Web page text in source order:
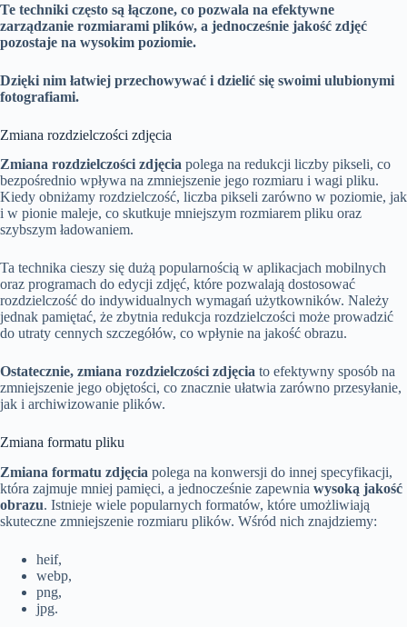
Te techniki często są łączone, co pozwala na efektywne
zarządzanie rozmiarami plików, a jednocześnie jakość zdjęć
pozostaje na wysokim poziomie.
Dzięki nim łatwiej przechowywać i dzielić się swoimi ulubionymi
fotografiami.
Zmiana rozdzielczości zdjęcia
Zmiana rozdzielczości zdjęcia polega na redukcji liczby pikseli, co
bezpośrednio wpływa na zmniejszenie jego rozmiaru i wagi pliku.
Kiedy obniżamy rozdzielczość, liczba pikseli zarówno w poziomie, jak
i w pionie maleje, co skutkuje mniejszym rozmiarem pliku oraz
szybszym ładowaniem.
Ta technika cieszy się dużą popularnością w aplikacjach mobilnych
oraz programach do edycji zdjęć, które pozwalają dostosować
rozdzielczość do indywidualnych wymagań użytkowników. Należy
jednak pamiętać, że zbytnia redukcja rozdzielczości może prowadzić
do utraty cennych szczegółów, co wpłynie na jakość obrazu.
Ostatecznie, zmiana rozdzielczości zdjęcia to efektywny sposób na
zmniejszenie jego objętości, co znacznie ułatwia zarówno przesyłanie,
jak i archiwizowanie plików.
Zmiana formatu pliku
Zmiana formatu zdjęcia polega na konwersji do innej specyfikacji,
która zajmuje mniej pamięci, a jednocześnie zapewnia wysoką jakość
obrazu. Istnieje wiele popularnych formatów, które umożliwiają
skuteczne zmniejszenie rozmiaru plików. Wśród nich znajdziemy:
heif,
webp,
png,
jpg.